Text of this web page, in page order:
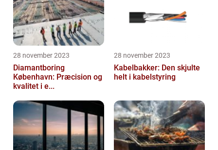
28 november 2023
Diamantboring
København: Præcision og
kvalitet i e...
28 november 2023
Kabelbakker: Den skjulte
helt i kabelstyring